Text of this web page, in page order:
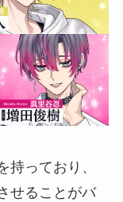
持っており、
せることがバ